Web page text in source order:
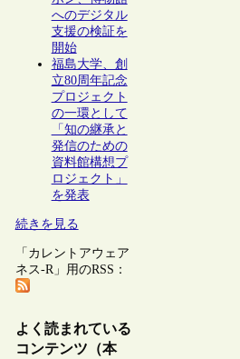
へのデジタル
支援の検証を
開始
福島大学、創
立80周年記念
プロジェクト
の一環として
「知の継承と
発信のための
資料館構想プ
ロジェクト」
を発表
続きを見る
「カレントアウェア
ネス-R」用のRSS：
よく読まれている
コンテンツ（本